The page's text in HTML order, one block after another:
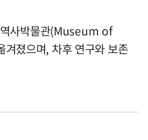
사박물관(Museum of
졌으며, 차후 연구와 보존